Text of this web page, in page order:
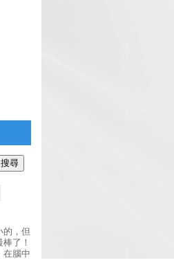
的，但
了！
在腦中